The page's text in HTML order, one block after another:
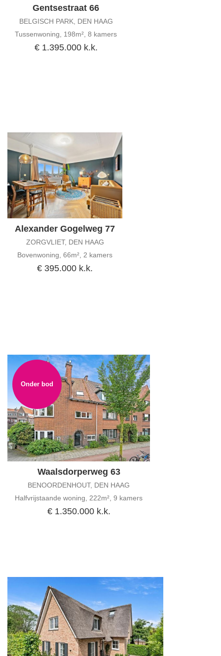
Gentsestraat 66
BELGISCH PARK, DEN HAAG
Tussenwoning, 198m², 8 kamers
€ 1.395.000 k.k.
Alexander Gogelweg 77
ZORGVLIET, DEN HAAG
Bovenwoning, 66m², 2 kamers
€ 395.000 k.k.
Onder bod
Waalsdorperweg 63
BENOORDENHOUT, DEN HAAG
Halfvrijstaande woning, 222m², 9 kamers
€ 1.350.000 k.k.